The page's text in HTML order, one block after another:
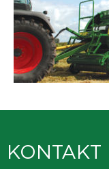
KONTAKT